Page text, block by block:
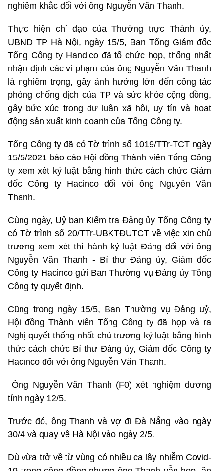
nghiêm khắc đối với ông Nguyễn Văn Thanh.
Thực hiện chỉ đạo của Thường trực Thành ủy,
UBND TP Hà Nội, ngày 15/5, Ban Tổng Giám đốc
Tổng Công ty Handico đã tổ chức họp, thống nhất
nhận định các vi phạm của ông Nguyễn Văn Thanh
là nghiêm trọng, gây ảnh hưởng lớn đến công tác
phòng chống dịch của TP và sức khỏe cộng đồng,
gây bức xúc trong dư luận xã hội, uy tín và hoạt
động sản xuất kinh doanh của Tổng Công ty.
Tổng Công ty đã có Tờ trình số 1019/TTr-TCT ngày
15/5/2021 báo cáo Hội đồng Thành viên Tổng Công
ty xem xét kỷ luật bằng hình thức cách chức Giám
đốc Công ty Hacinco đối với ông Nguyễn Văn
Thanh.
Cùng ngày, Uỷ ban Kiểm tra Đảng ủy Tổng Công ty
có Tờ trình số 20/TTr-UBKTĐUTCT về việc xin chủ
trương xem xét thì hành kỷ luật Đảng đối với ông
Nguyễn Văn Thanh - Bí thư Đảng ủy, Giám đốc
Công ty Hacinco gửi Ban Thường vụ Đảng ủy Tổng
Công ty quyết định.
Cũng trong ngày 15/5, Ban Thường vụ Đảng uỷ,
Hội đồng Thành viên Tổng Công ty đã họp và ra
Nghị quyết thống nhất chủ trương kỷ luật bằng hình
thức cách chức Bí thư Đảng ủy, Giám đốc Công ty
Hacinco đối với ông Nguyễn Văn Thanh.
Ông Nguyễn Văn Thanh (F0) xét nghiệm dương
tính ngày 12/5.
Trước đó, ông Thanh và vợ đi Đà Nẵng vào ngày
30/4 và quay về Hà Nội vào ngày 2/5.
Dù vừa trở về từ vùng có nhiều ca lây nhiễm Covid-